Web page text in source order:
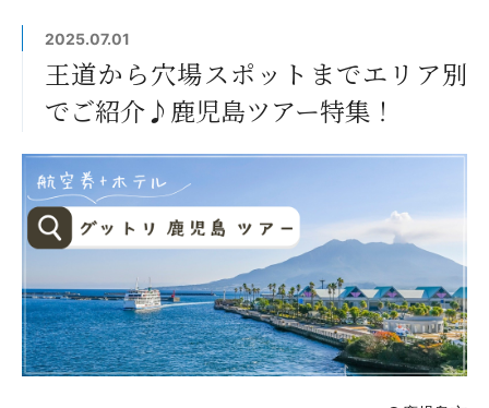
2025.07.01
王道から穴場スポットまでエリア別
でご紹介♪鹿児島ツアー特集！